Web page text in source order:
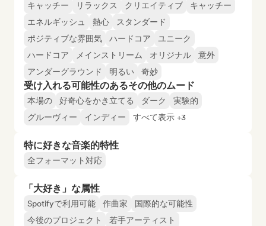
キャッチー リラックス クリエイティブ
キャッチー
エネルギッシュ
熱心
スタンダード
ポジティブな雰囲気
ハードコア
ユニーク
ハードコア
メインストリーム オリジナル
意外
アンダーグラウンド
明るい 奇妙
受け入れる可能性のあるその他のムード
本場の 好奇心をかき立てる ダーク
実験的
グルーヴィー
インディー すべて表示 +3
特に好きな音楽的特性
全フォーマット対応
「大好き」な属性
Spotifyで利用可能 作曲家
国際的な可能性
今後のプロジェクト
若手アーティスト